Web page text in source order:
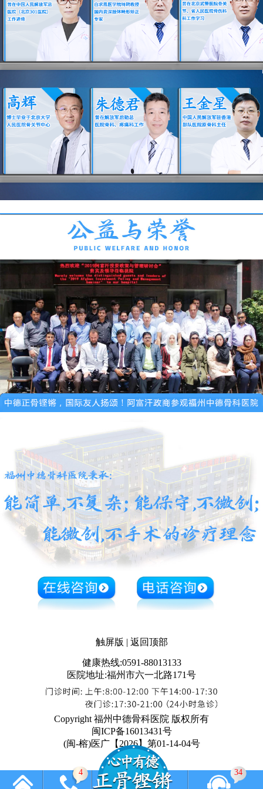
触屏版 | 返回顶部
健康热线:0591-88013133
医院地址:福州市六一北路171号
Copyright 福州中德骨科医院 版权所有
闽ICP备16013431号
(闽-榕)医广【2026】第01-14-04号
4 34